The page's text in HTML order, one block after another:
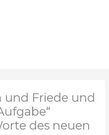
und Friede und
des neuen